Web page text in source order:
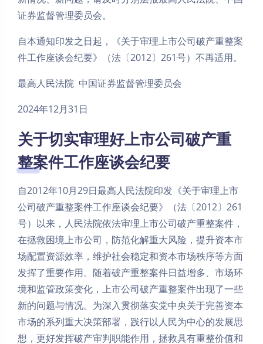
证券监督管理委员会。
自本通知印发之日起，《关于审理上市公司破产重整案
件工作座谈会纪要》（法〔2012〕261号）不再适用。
最高人民法院 中国证券监督管理委员会
2024年12月31日
关于切实审理好上市公司破产重
整案件工作座谈会纪要
自2012年10月29日最高人民法院印发《关于审理上市
公司破产重整案件工作座谈会纪要》（法〔2012〕261
号）以来，人民法院依法审理上市公司破产重整案件，
在拯救困境上市公司，防范化解重大风险，提升资本市
场配置资源效率，维护社会稳定和资本市场秩序等方面
发挥了重要作用。随着破产重整案件日益增多、市场环
境和监管政策变化，上市公司破产重整案件出现了一些
新的问题与情况。为深入贯彻落实党中央关于完善资本
市场的系列重大决策部署，践行以人民为中心的发展思
想，更好发挥破产审判职能作用，拯救具有重整价值和